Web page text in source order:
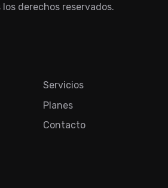
derechos reservados.
Servicios
Planes
Contacto